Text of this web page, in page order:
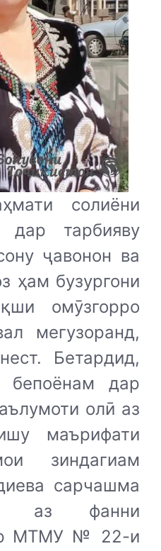
солиёни
тарбияву
ҷавонон ва
ҳам бузургони
омӯзгорро
мегузоранд,
Бетардид,
бепоёнам дар
олӣ аз
маърифати
зиндагиам
сарчашма
аз фанни
МТМУ № 22-и